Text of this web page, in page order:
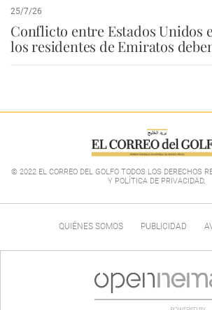
25/7/26
Conflicto entre Estados Unidos
los residentes de Emiratos
© 2022 EL CORREO DEL GOLFO TODOS LOS DERECHOS
Y POLÍTICA DE PRIVACIDAD.
QUIÉNES SOMOS PUBLICIDAD